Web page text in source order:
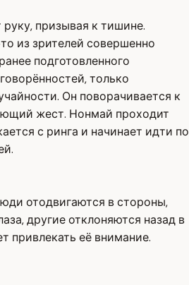
призывая к тишине.
из зрителей совершенно
подготовленного
только
Он поворачивается к
жест. Нонмай проходит
с ринга и начинает идти по
отодвигаются в стороны,
другие отклоняются назад в
привлекать её внимание.